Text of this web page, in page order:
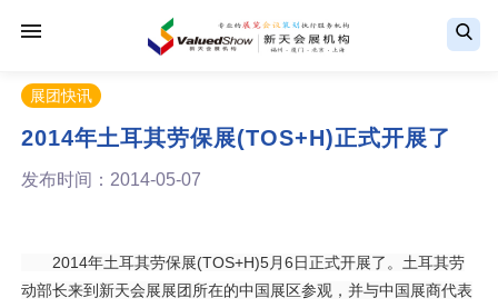
展团快讯
2014年土耳其劳保展(TOS+H)正式开展了
发布时间：2014-05-07
2014年土耳其劳保展(TOS+H)5月6日正式开展了。土耳其劳
动部长来到新天会展展团所在的中国展区参观，并与中国展商代表